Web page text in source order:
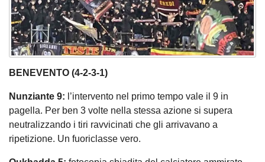
BENEVENTO (4-2-3-1)
Nunziante 9: l’intervento nel primo tempo vale il 9 in
pagella. Per ben 3 volte nella stessa azione si supera
neutralizzando i tiri ravvicinati che gli arrivavano a
ripetizione. Un fuoriclasse vero.